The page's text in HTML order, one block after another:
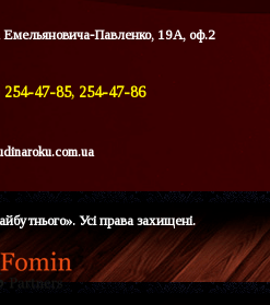
Павленко, 19А, оф.2
254-47-85, 254-47-86
Усі права захищені.